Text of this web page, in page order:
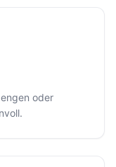
oder